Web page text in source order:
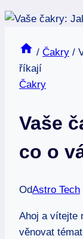
/ Čakry /
říkají
Čakry
Vaše
co o
OdAstro Tech
Ahoj a vítejte
věnovat